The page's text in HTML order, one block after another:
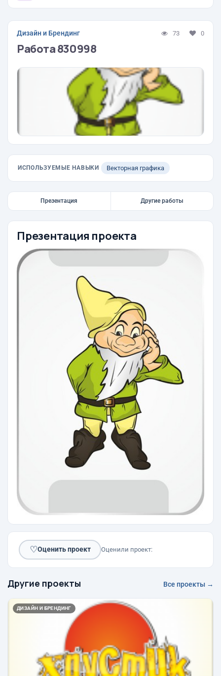
Дизайн и Брендинг 73 0
Работа 830998
ИСПОЛЬЗУЕМЫЕ НАВЫКИ Векторная графика
Презентация Другие работы
Презентация проекта
♡Оценить проект Оценили проект:
Другие проекты Все проекты →
ДИЗАЙН И БРЕНДИНГ